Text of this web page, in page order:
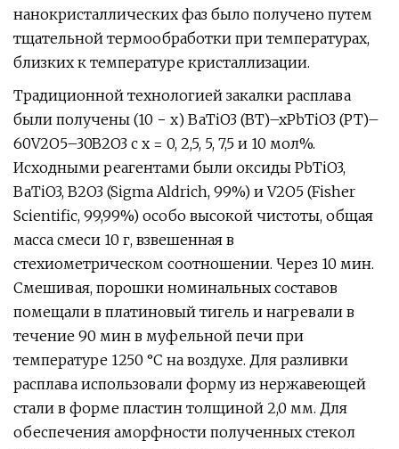
нанокристаллических фаз было получено путем
тщательной термообработки при температурах,
близких к температуре кристаллизации.
Традиционной технологией закалки расплава
были получены (10 − x) BaTiO3 (BT)–xPbTiO3 (PT)–
60V2O5–30B2O3 с x = 0, 2,5, 5, 7,5 и 10 мол%.
Исходными реагентами были оксиды PbTiO3,
BaTiO3, B2O3 (Sigma Aldrich, 99%) и V2O5 (Fisher
Scientific, 99,99%) особо высокой чистоты, общая
масса смеси 10 г, взвешенная в
стехиометрическом соотношении. Через 10 мин.
Смешивая, порошки номинальных составов
помещали в платиновый тигель и нагревали в
течение 90 мин в муфельной печи при
температуре 1250 °С на воздухе. Для разливки
расплава использовали форму из нержавеющей
стали в форме пластин толщиной 2,0 мм. Для
обеспечения аморфности полученных стекол